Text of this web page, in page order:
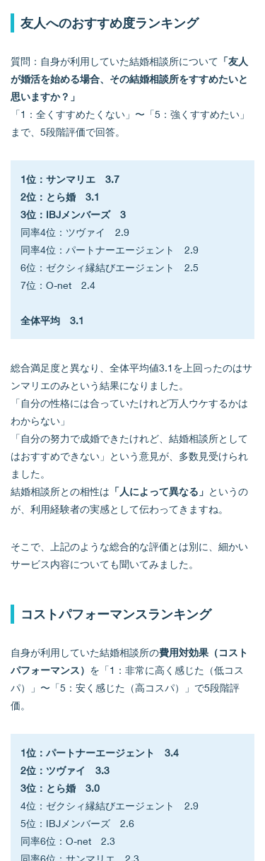
友人へのおすすめ度ランキング
質問：自身が利用していた結婚相談所について 「友人
が婚活を始める場合、その結婚相談所をすすめたいと
思いますか？」
「1：全くすすめたくない」〜「5：強くすすめたい」
まで、5段階評価で回答。
1位：サンマリエ　3.7
2位：とら婚　3.1
3位：IBJメンバーズ　3
同率4位：ツヴァイ　2.9
同率4位：パートナーエージェント　2.9
6位：ゼクシィ縁結びエージェント　2.5
7位：O-net　2.4
全体平均　3.1
総合満足度と異なり、全体平均値3.1を上回ったのはサ
ンマリエのみという結果になりました。
「自分の性格には合っていたけれど万人ウケするかは
わからない」
「自分の努力で成婚できたけれど、結婚相談所として
はおすすめできない」という意見が、多数見受けられ
ました。
結婚相談所との相性は 「人によって異なる」 というの
が、利用経験者の実感として伝わってきますね。
そこで、上記のような総合的な評価とは別に、細かい
サービス内容についても聞いてみました。
コストパフォーマンスランキング
自身が利用していた結婚相談所の費用対効果（コスト
パフォーマンス） を「1：非常に高く感じた（低コス
パ）」〜「5：安く感じた（高コスパ）」で5段階評
価。
1位：パートナーエージェント　3.4
2位：ツヴァイ　3.3
3位：とら婚　3.0
4位：ゼクシィ縁結びエージェント　2.9
5位：IBJメンバーズ　2.6
同率6位：O-net　2.3